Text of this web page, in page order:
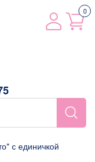
0
с единичкой